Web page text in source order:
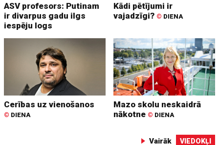
ASV profesors: Putinam
ir divarpus gadu ilgs
iespēju logs
Kādi pētījumi ir
vajadzīgi? © DIENA
Cerības uz vienošanos
© DIENA
Mazo skolu neskaidrā
nākotne © DIENA
Vairāk VIEDOKĻI